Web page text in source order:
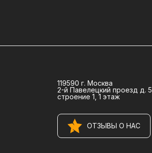
119590 г. Москва
2-й Павелецкий проезд д. 5
строение 1, 1 этаж
ОТЗЫВЫ О НАС